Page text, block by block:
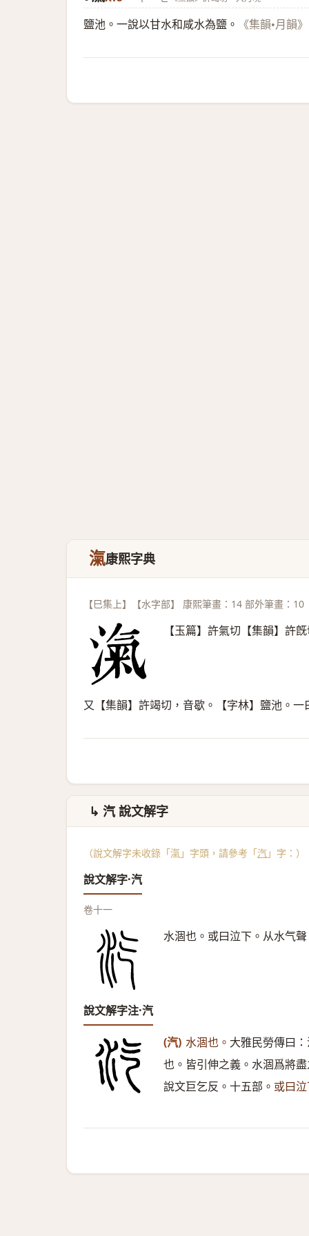
鹽池。一說以甘水和咸水為鹽。 《集韻•月韻》
滊康熙字典
【巳集上】【水字部】 康熙筆畫：14 部外筆畫：10
【玉篇】許氣切【集韻】許
又【集韻】許竭切，音歇。【字林】鹽池。
↳ 汽 說文解字
（說文解字未收錄「滊」字頭，請參考「汽 」字：）
說文解字·汽
卷十一
水涸也。或曰泣下。从水气
說文解字注·汽
(汽) 水涸也。 大雅民勞傳曰
也。皆引伸之義。水涸爲將
說文巨乞反。十五部。 或曰